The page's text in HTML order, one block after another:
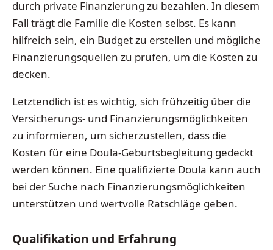
durch private Finanzierung zu bezahlen. In diesem
Fall trägt die Familie die Kosten selbst. Es kann
hilfreich sein, ein Budget zu erstellen und mögliche
Finanzierungsquellen zu prüfen, um die Kosten zu
decken.
Letztendlich ist es wichtig, sich frühzeitig über die
Versicherungs- und Finanzierungsmöglichkeiten
zu informieren, um sicherzustellen, dass die
Kosten für eine Doula-Geburtsbegleitung gedeckt
werden können. Eine qualifizierte Doula kann auch
bei der Suche nach Finanzierungsmöglichkeiten
unterstützen und wertvolle Ratschläge geben.
Qualifikation und Erfahrung